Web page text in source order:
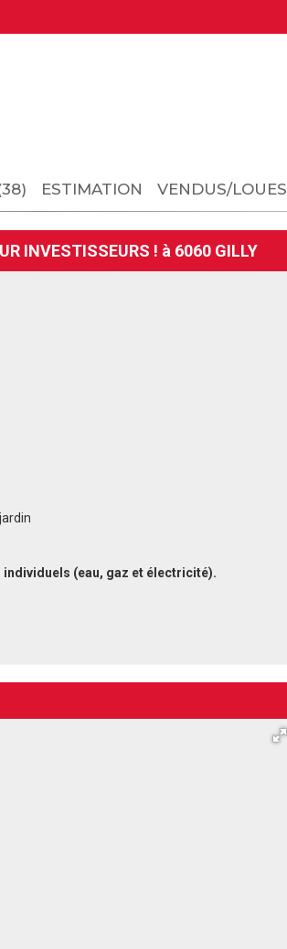
ESTIMATION VENDUS/LOUES
INVESTISSEURS ! à 6060 GILLY
individuels (eau, gaz et électricité).